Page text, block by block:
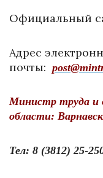
Официальный
Адрес
почты:
Министр труда и
области:
Тел: 8 (3812) 25-